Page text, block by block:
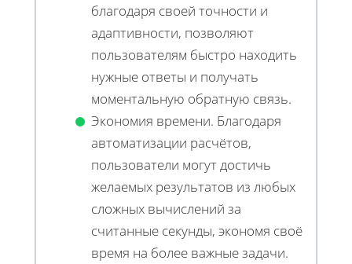
благодаря своей точности и
адаптивности, позволяют
пользователям быстро находить
нужные ответы и получать
моментальную обратную связь.
Экономия времени. Благодаря
автоматизации расчётов,
пользователи могут достичь
желаемых результатов из любых
сложных вычислений за
считанные секунды, экономя своё
время на более важные задачи.